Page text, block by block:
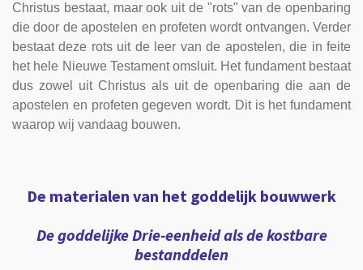
Christus bestaat, maar ook uit de "rots" van de openbaring
die door de apostelen en profeten wordt ontvangen. Verder
bestaat deze rots uit de leer van de apostelen, die in feite
het hele Nieuwe Testament omsluit. Het fundament bestaat
dus zowel uit Christus als uit de openbaring die aan de
apostelen en profeten gegeven wordt. Dit is het fundament
waarop wij vandaag bouwen.
De materialen van het goddelijk bouwwerk
De goddelijke Drie-eenheid als de kostbare
bestanddelen